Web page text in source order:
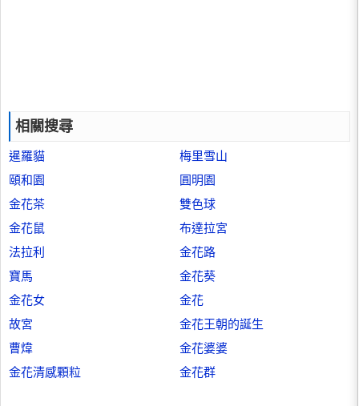
相關搜尋
暹羅貓
梅里雪山
頤和園
圓明園
金花茶
雙色球
金花鼠
布達拉宮
法拉利
金花路
寶馬
金花葵
金花女
金花
故宮
金花王朝的誕生
曹煒
金花婆婆
金花清感顆粒
金花群